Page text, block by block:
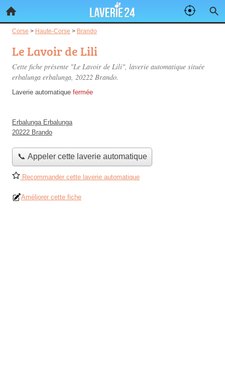
Corse > Haute-Corse > Brando
Le Lavoir de Lili
Cette fiche présente "Le Lavoir de Lili", laverie automatique située
erbalunga erbalunga, 20222 Brando.
Laverie automatique fermée
Erbalunga Erbalunga
20222 Brando
📞 Appeler cette laverie automatique
Recommander cette laverie automatique
Améliorer cette fiche